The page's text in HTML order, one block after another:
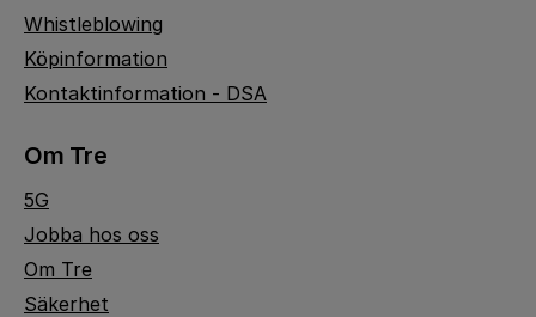
Whistleblowing
Köpinformation
Kontaktinformation - DSA
Om Tre
5G
Jobba hos oss
Om Tre
Säkerhet